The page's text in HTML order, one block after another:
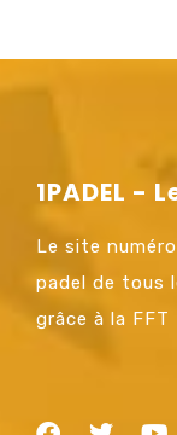
1PADEL -
Le site
padel de tous
grâce à la FFT